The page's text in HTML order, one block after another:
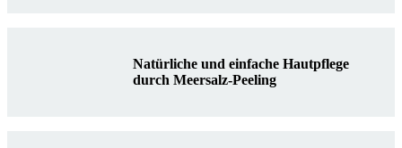
Natürliche und einfache Hautpflege
durch Meersalz-Peeling